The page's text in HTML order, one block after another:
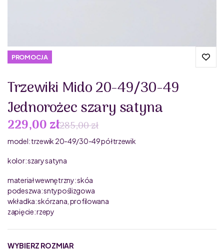
PROMOCJA
Trzewiki Mido 20-49/30-49
Jednorożec szary satyna
229,00 zł285,00 zł
model: trzewik 20-49/30-49 półtrzewik
kolor: szary satyna
materiał wewnętrzny: skóa
podeszwa: sntypoślizgowa
wkładka: skórzana, profilowana
zapięcie: rzepy
WYBIERZ ROZMIAR